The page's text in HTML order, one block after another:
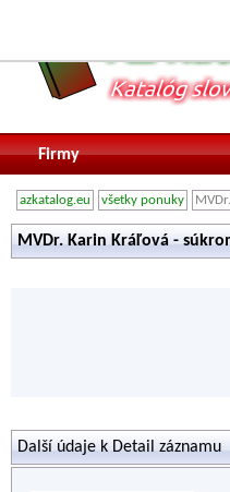
Firmy
azkatalog.eu všetky ponuky
MVDr. Karin Kráľová -
Další údaje k Detail záznamu